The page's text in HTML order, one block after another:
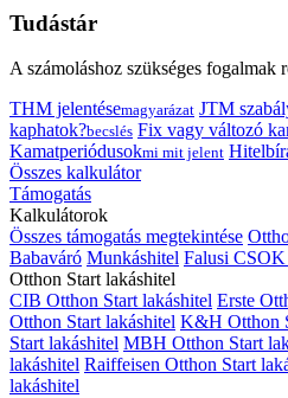
Tudástár
A számoláshoz szükséges fogalmak
THM jelentésemagyarázat JTM
kaphatok?becslés Fix vagy változó
Kamatperiódusokmi mit jelent
Összes kalkulátor
Támogatás
Kalkulátorok
Összes támogatás megtekintése
Babaváró Munkáshitel Falusi CSOK
Otthon Start lakáshitel
CIB Otthon Start lakáshitel Erste
Otthon Start lakáshitel K&H Otthon
Start lakáshitel MBH Otthon Start
lakáshitel Raiffeisen Otthon Start
lakáshitel